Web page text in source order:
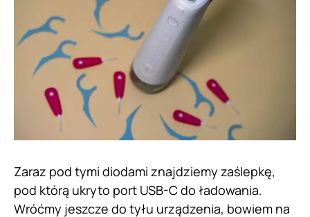
Zaraz pod tymi diodami znajdziemy zaślepkę,
pod którą ukryto port USB-C do ładowania.
Wróćmy jeszcze do tyłu urządzenia, bowiem na